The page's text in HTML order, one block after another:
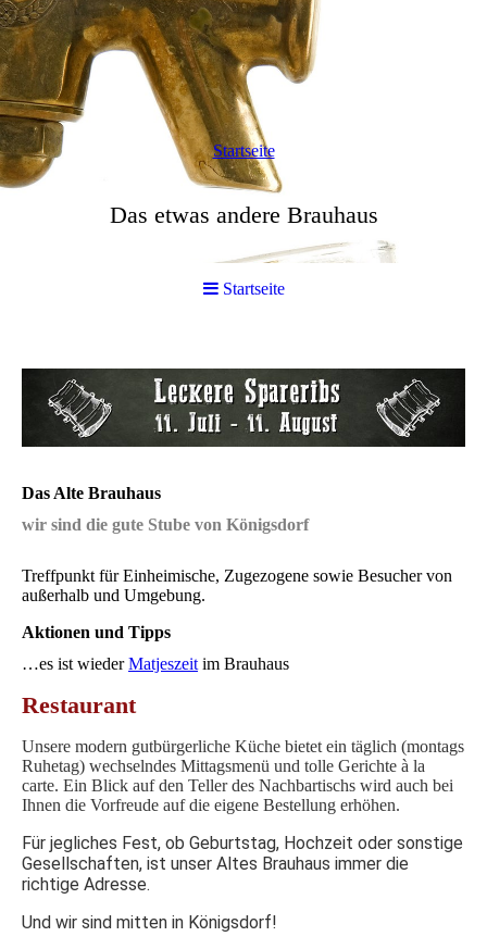
Startseite
Das etwas andere Brauhaus
Startseite
Das Alte Brauhaus
wir sind die gute Stube von Königsdorf
Treffpunkt für Einheimische, Zugezogene sowie Besucher von
außerhalb und Umgebung.
Aktionen und Tipps
…es ist wiederMatjeszeit im Brauhaus
Restaurant
Unsere modern gutbürgerliche Küche bietet ein täglich (montags
Ruhetag) wechselndes Mittagsmenü und tolle Gerichte à la
carte. Ein Blick auf den Teller des Nachbartischs wird auch bei
Ihnen die Vorfreude auf die eigene Bestellung erhöhen.
Für jegliches Fest, ob Geburtstag, Hochzeit oder sonstige
Gesellschaften, ist unser Altes Brauhaus immer die
richtige Adresse.
Und wir sind mitten in Königsdorf!